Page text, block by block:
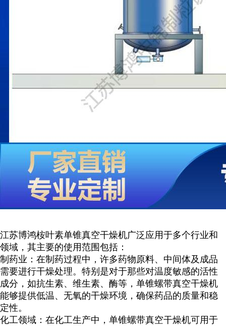
江苏博鸿桉叶素单锥真空干燥机广泛应用于多个行业和
领域，其主要的使用范围包括：
制药业：在制药过程中，许多药物原料、中间体及成品
需要进行干燥处理。特别是对于那些对温度敏感的活性
成分，如抗生素、维生素、酶等，单锥螺带真空干燥机
能够提供低温、无氧的干燥环境，确保药品的质量和稳
定性。
化工领域：在化工生产中，单锥螺带真空干燥机可用于